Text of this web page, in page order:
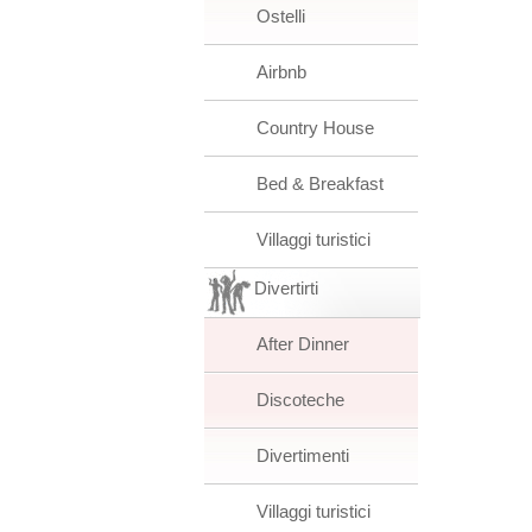
Ostelli
Airbnb
Country House
Bed & Breakfast
Villaggi turistici
Divertirti
After Dinner
Discoteche
Divertimenti
Villaggi turistici